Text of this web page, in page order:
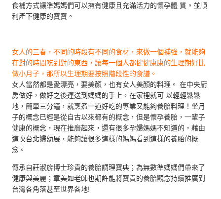
食補方式讓準媽媽們可以擁有健康且充滿活力的懷孕體 質。並順
利產下健康的寶寶。
女人的三春，不同的時段有不同的食材，來做一個補強，就能夠
在對的時間吃到對的東西，讓每一個人都健健康康的生理期好比
做小月子，那所以生理期要按照階段性的食譜。
女人當然都是愛漂亮，要美顏，也有女人美顏的料理。 在中央廚
房做好，做好之後運送到媽媽的手上，在家裡就可 以輕輕鬆鬆
地，簡單三分鐘，就烹煮一道好吃的專業又能夠養胎料理！坐月
子的概念已經是從自古以來都有的概念，但是懷孕養胎，一輩子
健康的概念，現在推廣起來，還有很多孕婦媽媽不知道的，藉由
這次台北婦幼展，能夠讓很多這樣的媽媽看到這樣的養胎的概
念。
傳承自莊淑旂博士珍貴的養胎調理寶典；為無數準媽媽們帶來了
健康與美麗；章美如老師也期許能將寶貴的養胎觀念持續推廣到
台灣各角落甚至世界各地!